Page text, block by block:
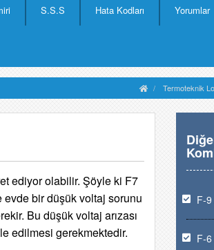
S.S.S Hata Kodları Yorumlar
Termoteknik
ediyor olabilir. Şöyle ki F7
evde bir düşük voltaj sorunu
Bu düşük voltaj arızası
edilmesi gerekmektedir.
F-9
F-6